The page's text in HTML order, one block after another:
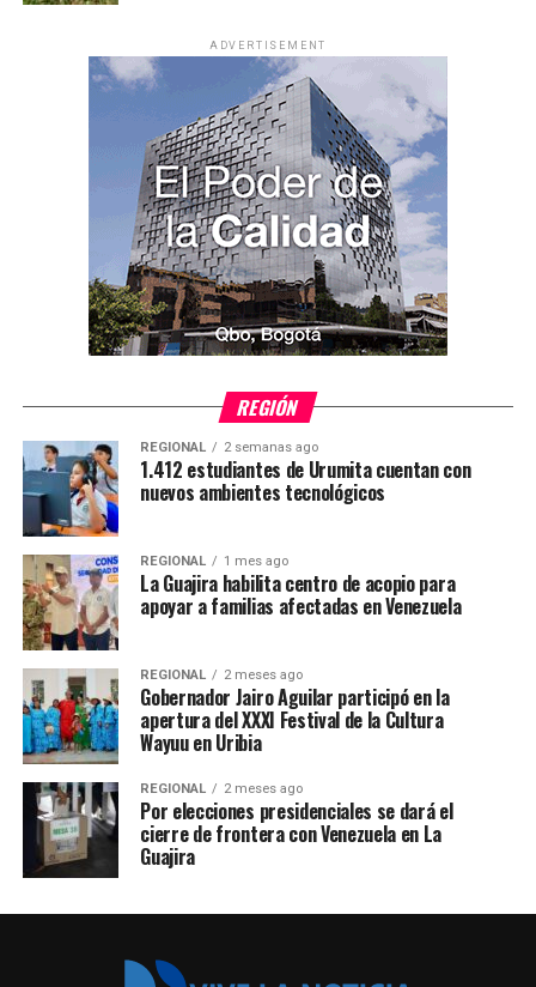
ADVERTISEMENT
REGIÓN
REGIONAL 2 semanas ago
1.412 estudiantes de Urumita cuentan con
nuevos ambientes tecnológicos
REGIONAL 1 mes ago
La Guajira habilita centro de acopio para
apoyar a familias afectadas en Venezuela
REGIONAL 2 meses ago
Gobernador Jairo Aguilar participó en la
apertura del XXXI Festival de la Cultura
Wayuu en Uribia
REGIONAL 2 meses ago
Por elecciones presidenciales se dará el
cierre de frontera con Venezuela en La
Guajira